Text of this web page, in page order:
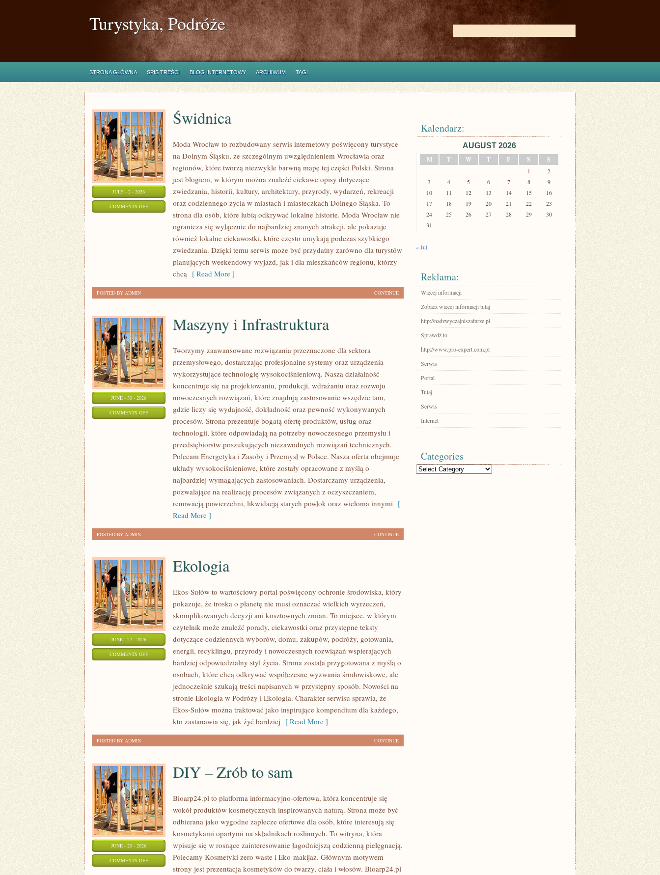
Turystyka, Podróże
STRONA GŁÓWNA SPIS TREŚCI BLOG INTERNETOWY ARCHIWUM TAGI
JULY - 2 - 2026
COMMENTS OFFON
Świdnica
Moda Wrocław to rozbudowany serwis internetowy poświęcony turystyce
na Dolnym Śląsku, ze szczególnym uwzględnieniem Wrocławia oraz
regionów, które tworzą niezwykle barwną mapę tej części Polski. Strona
jest blogiem, w którym można znaleźć ciekawe opisy dotyczące
zwiedzania, historii, kultury, architektury, przyrody, wydarzeń, rekreacji
oraz codziennego życia w miastach i miasteczkach Dolnego Śląska. To
strona dla osób, które lubią odkrywać lokalne historie. Moda Wrocław nie
ogranicza się wyłącznie do najbardziej znanych atrakcji, ale pokazuje
również lokalne ciekawostki, które często umykają podczas szybkiego
zwiedzania. Dzięki temu serwis może być przydatny zarówno dla turystów
planujących weekendowy wyjazd, jak i dla mieszkańców regionu, którzy
chcą [ Read More ]
CONTINUE
POSTED BY ADMIN
JUNE - 30 - 2026
COMMENTS OFFON
INFRASTRUKTURA
Maszyny i Infrastruktura
Tworzymy zaawansowane rozwiązania przeznaczone dla sektora
przemysłowego, dostarczając profesjonalne systemy oraz urządzenia
wykorzystujące technologię wysokociśnieniową. Nasza działalność
koncentruje się na projektowaniu, produkcji, wdrażaniu oraz rozwoju
nowoczesnych rozwiązań, które znajdują zastosowanie wszędzie tam,
gdzie liczy się wydajność, dokładność oraz pewność wykonywanych
procesów. Strona prezentuje bogatą ofertę produktów, usług oraz
technologii, które odpowiadają na potrzeby nowoczesnego przemysłu i
przedsiębiorstw poszukujących niezawodnych rozwiązań technicznych.
Polecam Energetyka i Zasoby i Przemysł w Polsce. Nasza oferta obejmuje
układy wysokociśnieniowe, które zostały opracowane z myślą o
najbardziej wymagających zastosowaniach. Dostarczamy urządzenia,
pozwalające na realizację procesów związanych z oczyszczaniem,
renowacją powierzchni, likwidacją starych powłok oraz wieloma innymi [
Read More ]
CONTINUE
POSTED BY ADMIN
JUNE - 27 - 2026
COMMENTS OFFON
Ekologia
Ekos-Sułów to wartościowy portal poświęcony ochronie środowiska, który
pokazuje, że troska o planetę nie musi oznaczać wielkich wyrzeczeń,
skomplikowanych decyzji ani kosztownych zmian. To miejsce, w którym
czytelnik może znaleźć porady, ciekawostki oraz przystępne teksty
dotyczące codziennych wyborów, domu, zakupów, podróży, gotowania,
energii, recyklingu, przyrody i nowoczesnych rozwiązań wspierających
bardziej odpowiedzialny styl życia. Strona została przygotowana z myślą o
osobach, które chcą odkrywać współczesne wyzwania środowiskowe, ale
jednocześnie szukają treści napisanych w przystępny sposób. Nowości na
stronie Ekologia w Podróży i Ekologia. Charakter serwisu sprawia, że
Ekos-Sułów można traktować jako inspirujące kompendium dla każdego,
kto zastanawia się, jak żyć bardziej [ Read More ]
CONTINUE
POSTED BY ADMIN
JUNE - 20 - 2026
COMMENTS OFFON
DIY – Zrób to sam
Bioarp24.pl to platforma informacyjno-ofertowa, która koncentruje się
wokół produktów kosmetycznych inspirowanych naturą. Strona może być
odbierana jako wygodne zaplecze ofertowe dla osób, które interesują się
kosmetykami opartymi na składnikach roślinnych. To witryna, która
wpisuje się w rosnące zainteresowanie łagodniejszą codzienną pielęgnacją.
Polecamy Kosmetyki zero waste i Eko-makijaż. Głównym motywem
strony jest prezentacja kosmetyków do twarzy, ciała i włosów. Bioarp24.pl
Kalendarz:
AUGUST 2026
M
T W T F S S
1
2
3
4 5 6 7 8
9
10
11 12 13 14 15
16
17
18 19 20 21 22
23
24
25 26 27 28 29
30
31
« Jul
Reklama:
Więcej informacji
Zobacz więcej informacji tutaj
http://nadzwyczajniszafarze.pl
Sprawdź to
http://www.pro-expert.com.pl
Serwis
Portal
Tutaj
Serwis
Internet
Categories
Categories